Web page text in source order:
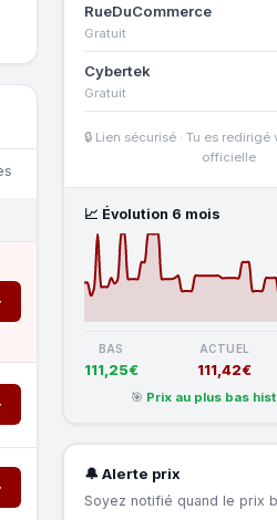
RueDuCommerce
Gratuit
Cybertek
Gratuit
🔒 Lien sécurisé · Tu es
officielle
📈 Évolution 6 mois
BAS
111,25€
ACTUEL
111,42€
🎯 Prix au plus bas
🔔 Alerte prix
Soyez notifié quand le prix